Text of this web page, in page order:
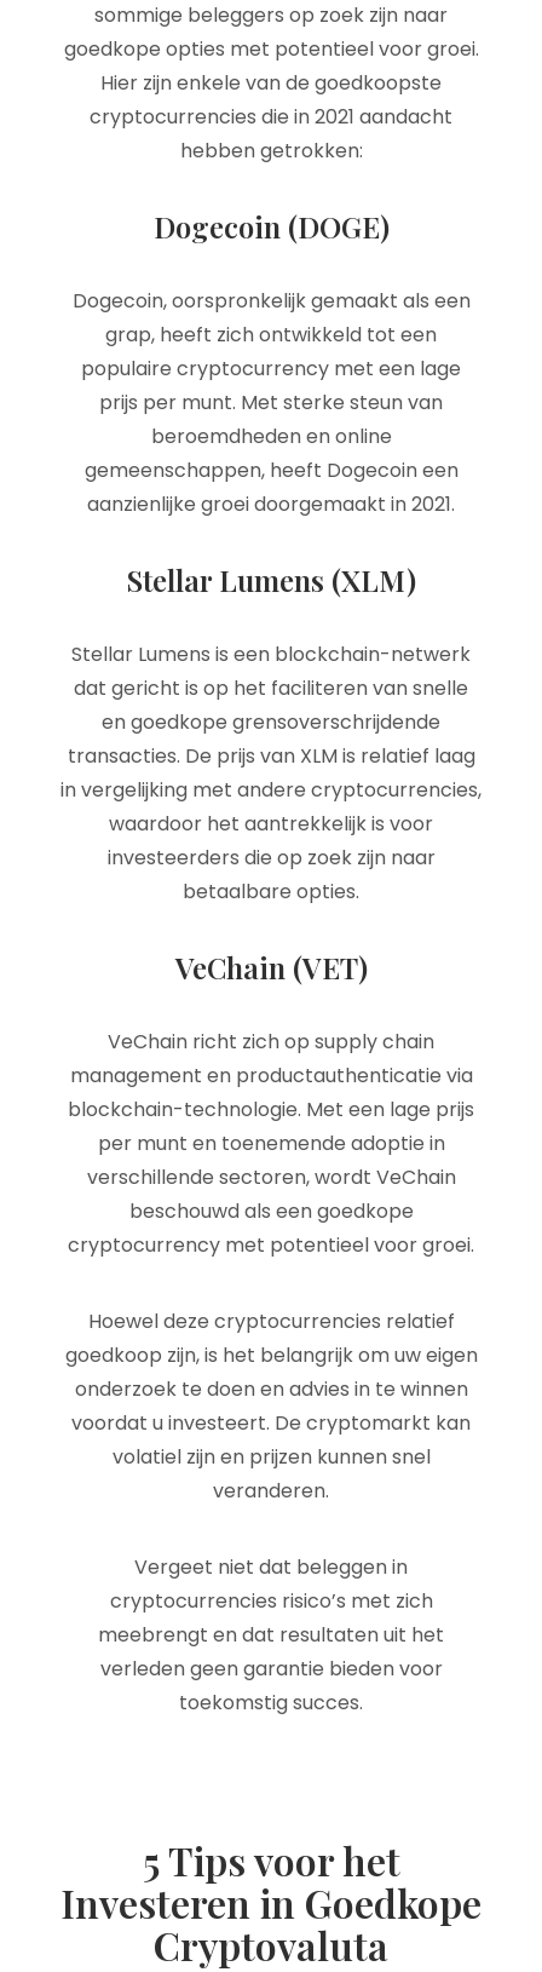
sommige beleggers op zoek zijn naar
goedkope opties met potentieel voor groei.
Hier zijn enkele van de goedkoopste
cryptocurrencies die in 2021 aandacht
hebben getrokken:
Dogecoin (DOGE)
Dogecoin, oorspronkelijk gemaakt als een
grap, heeft zich ontwikkeld tot een
populaire cryptocurrency met een lage
prijs per munt. Met sterke steun van
beroemdheden en online
gemeenschappen, heeft Dogecoin een
aanzienlijke groei doorgemaakt in 2021.
Stellar Lumens (XLM)
Stellar Lumens is een blockchain-netwerk
dat gericht is op het faciliteren van snelle
en goedkope grensoverschrijdende
transacties. De prijs van XLM is relatief laag
in vergelijking met andere cryptocurrencies,
waardoor het aantrekkelijk is voor
investeerders die op zoek zijn naar
betaalbare opties.
VeChain (VET)
VeChain richt zich op supply chain
management en productauthenticatie via
blockchain-technologie. Met een lage prijs
per munt en toenemende adoptie in
verschillende sectoren, wordt VeChain
beschouwd als een goedkope
cryptocurrency met potentieel voor groei.
Hoewel deze cryptocurrencies relatief
goedkoop zijn, is het belangrijk om uw eigen
onderzoek te doen en advies in te winnen
voordat u investeert. De cryptomarkt kan
volatiel zijn en prijzen kunnen snel
veranderen.
Vergeet niet dat beleggen in
cryptocurrencies risico’s met zich
meebrengt en dat resultaten uit het
verleden geen garantie bieden voor
toekomstig succes.
5 Tips voor het
Investeren in Goedkope
Cryptovaluta